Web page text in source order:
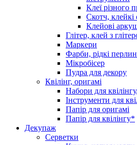
Клеї різного
Скотч, клейкі
Клейові
Глітер, клей з
Маркери
Фарби, рідкі
Мікробісер
Пудра для декору
Квілінг, оригамі
Набори для
Інструменти для
Папір для оригамі
Папір для квілінгу*
Декупаж
Серветки